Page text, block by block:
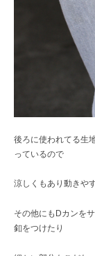
後ろに使われてる生
っているので
涼しくもあり動きや
その他にもDカンを
釦をつけたり